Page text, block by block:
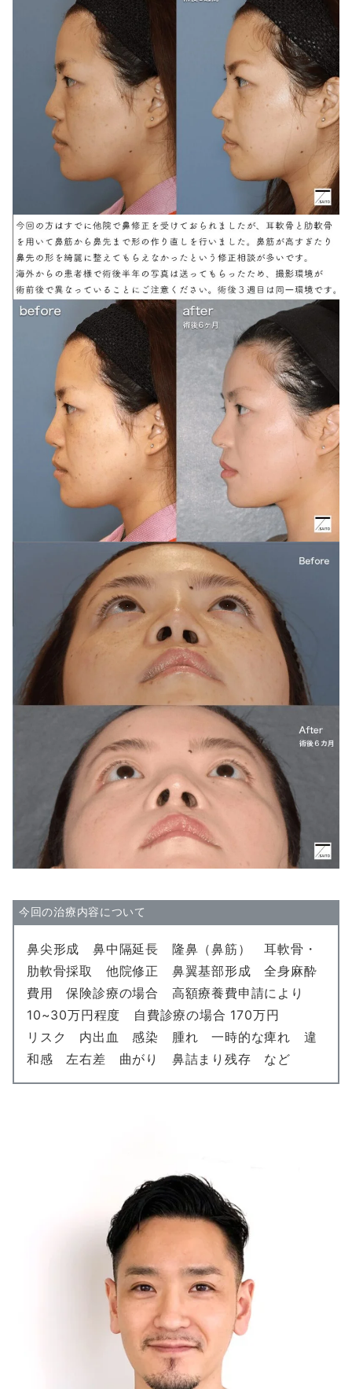
今回の治療内容について
鼻尖形成 鼻中隔延長 隆鼻（鼻筋） 耳軟骨・
肋軟骨採取 他院修正 鼻翼基部形成 全身麻酔
費用 保険診療の場合 高額療養費申請により
10~30万円程度 自費診療の場合 170万円
リスク 内出血 感染 腫れ 一時的な痺れ 違
和感 左右差 曲がり 鼻詰まり残存 など